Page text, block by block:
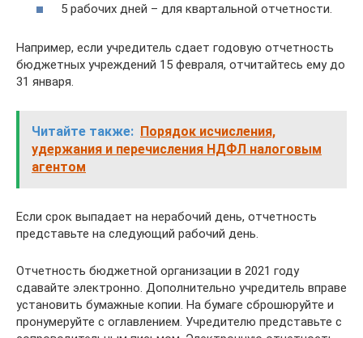
5 рабочих дней – для квартальной отчетности.
Например, если учредитель сдает годовую отчетность
бюджетных учреждений 15 февраля, отчитайтесь ему до
31 января.
Читайте также: Порядок исчисления,
удержания и перечисления НДФЛ налоговым
агентом
Если срок выпадает на нерабочий день, отчетность
представьте на следующий рабочий день.
Отчетность бюджетной организации в 2021 году
сдавайте электронно. Дополнительно учредитель вправе
установить бумажные копии. На бумаге сброшюруйте и
пронумеруйте с оглавлением. Учредителю представьте с